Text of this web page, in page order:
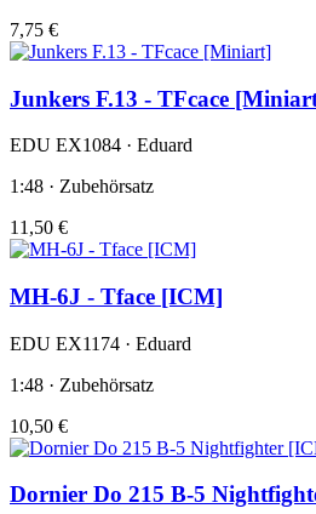
7,75 €
Junkers F.13 - TFcace
EDU EX1084 · Eduard
1:48 · Zubehörsatz
11,50 €
MH-6J - Tface [ICM]
EDU EX1174 · Eduard
1:48 · Zubehörsatz
10,50 €
Dornier Do 215 B-5